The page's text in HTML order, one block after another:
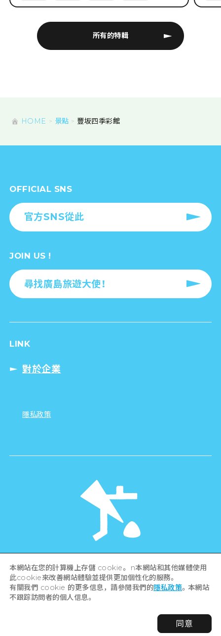
所有的特輯
HOME 景點 豐坂四季彩館
OFFICIAL SNS
官方SNS從此
JOIN US !
尋找廣島旅遊大使！
LINK
對於企業
隱私政策
Hiroshima Prefecture / Hiroshima City .
All rights reserved
本網站在您的計算機上存儲 cookie。 n本網站和其他媒體使用
此cookie來改善網站體驗並提供更加個性化的服務。
有關我們 cookie 的更多信息，請參閱我們的隱私政策。本網站
不跟踪訪問者的個人信息。
同意